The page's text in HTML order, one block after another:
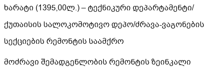
ხარატი (1395,00ლ.) – ტექნიკური დეპარტამენტი/
ქუთაისის სალოკომოტივო დეპო/ძრავა-ვაგონების
სექციების რემონტის საამქრო
მოძრავი შემადგენლობის რემონტის ზეინკალი